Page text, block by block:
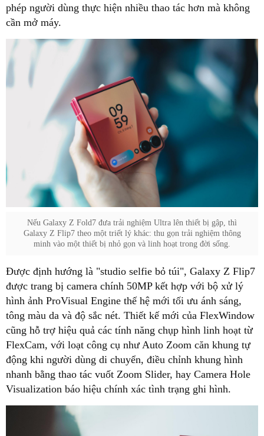
phép người dùng thực hiện nhiều thao tác hơn mà không
cần mở máy.
Nếu Galaxy Z Fold7 đưa trải nghiệm Ultra lên thiết bị gập, thì
Galaxy Z Flip7 theo một triết lý khác: thu gọn trải nghiệm thông
minh vào một thiết bị nhỏ gọn và linh hoạt trong đời sống.
Được định hướng là "studio selfie bỏ túi", Galaxy Z Flip7
được trang bị camera chính 50MP kết hợp với bộ xử lý
hình ảnh ProVisual Engine thế hệ mới tối ưu ánh sáng,
tông màu da và độ sắc nét. Thiết kế mới của FlexWindow
cũng hỗ trợ hiệu quả các tính năng chụp hình linh hoạt từ
FlexCam, với loạt công cụ như Auto Zoom căn khung tự
động khi người dùng di chuyển, điều chỉnh khung hình
nhanh bằng thao tác vuốt Zoom Slider, hay Camera Hole
Visualization báo hiệu chính xác tình trạng ghi hình.